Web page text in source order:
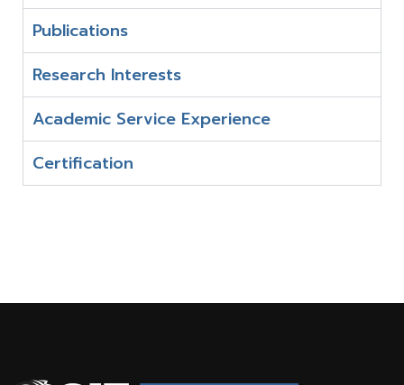
Publications
Research Interests
Academic Service Experience
Certification